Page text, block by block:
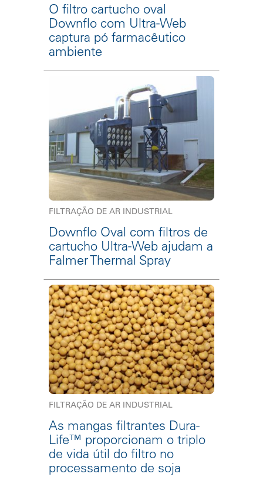
O filtro cartucho oval
Downflo com Ultra-Web
captura pó farmacêutico
ambiente
FILTRAÇÃO DE AR INDUSTRIAL
Downflo Oval com filtros de
cartucho Ultra-Web ajudam a
Falmer Thermal Spray
FILTRAÇÃO DE AR INDUSTRIAL
As mangas filtrantes Dura-
Life™ proporcionam o triplo
de vida útil do filtro no
processamento de soja